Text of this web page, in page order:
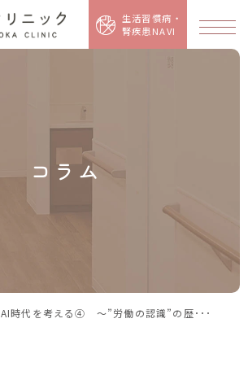
生活習慣病・
腎疾患NAVI
コラム
AI時代を考える④ ～”労働の認識”の歴･･･